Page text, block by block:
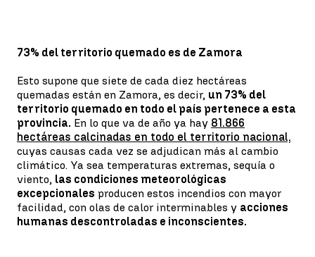
73% del territorio quemado es de Zamora
Esto supone que siete de cada diez hectáreas
quemadas están en Zamora, es decir, un 73% del
territorio quemado en todo el país pertenece a esta
provincia. En lo que va de año ya hay 81.866
hectáreas calcinadas en todo el territorio nacional,
cuyas causas cada vez se adjudican más al cambio
climático. Ya sea temperaturas extremas, sequía o
viento, las condiciones meteorológicas
excepcionales producen estos incendios con mayor
facilidad, con olas de calor interminables y acciones
humanas descontroladas e inconscientes.